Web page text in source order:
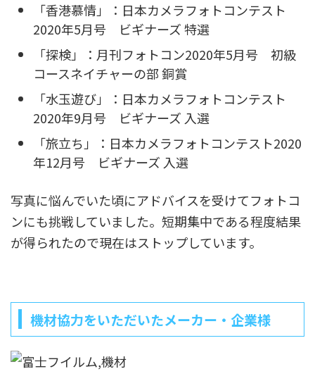
「香港慕情」：日本カメラフォトコンテスト
2020年5月号 ビギナーズ 特選
「探検」：月刊フォトコン2020年5月号 初級
コースネイチャーの部 銅賞
「水玉遊び」：日本カメラフォトコンテスト
2020年9月号 ビギナーズ 入選
「旅立ち」：日本カメラフォトコンテスト2020
年12月号 ビギナーズ 入選
写真に悩んでいた頃にアドバイスを受けてフォトコ
ンにも挑戦していました。短期集中である程度結果
が得られたので現在はストップしています。
機材協力をいただいたメーカー・企業様